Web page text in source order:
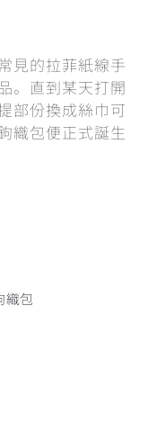
見的拉菲紙線手
。直到某天打開
部份換成絲巾可
織包便正式誕生
織包